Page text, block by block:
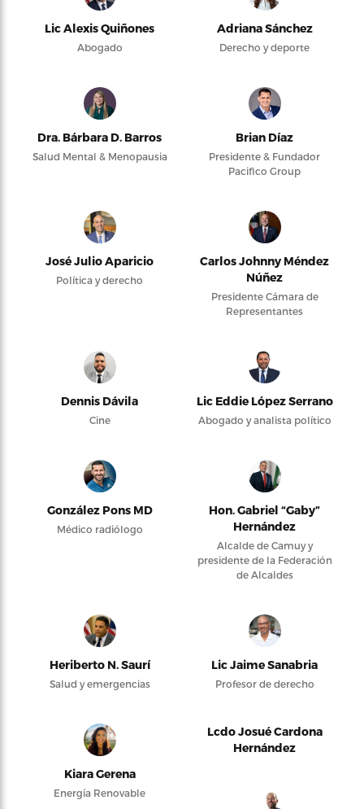
Lic Alexis Quiñones
Abogado
Adriana Sánchez
Derecho y deporte
Dra. Bárbara D. Barros
Salud Mental & Menopausia
Brian Díaz
Presidente & Fundador
Pacifico Group
José Julio Aparicio
Política y derecho
Carlos Johnny Méndez
Núñez
Presidente Cámara de
Representantes
Dennis Dávila
Cine
Lic Eddie López Serrano
Abogado y analista político
González Pons MD
Médico radiólogo
Hon. Gabriel “Gaby”
Hernández
Alcalde de Camuy y
presidente de la Federación
de Alcaldes
Heriberto N. Saurí
Salud y emergencias
Lic Jaime Sanabria
Profesor de derecho
Kiara Gerena
Energía Renovable
Lcdo Josué Cardona
Hernández